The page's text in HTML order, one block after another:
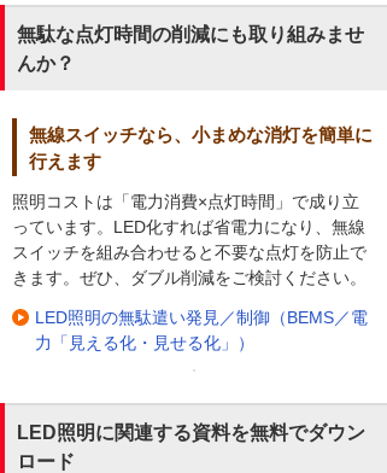
無駄な点灯時間の削減にも取り組みませ
んか？
無線スイッチなら、小まめな消灯を簡単に
行えます
照明コストは「電力消費×点灯時間」で成り立
っています。LED化すれば省電力になり、無線
スイッチを組み合わせると不要な点灯を防止で
きます。ぜひ、ダブル削減をご検討ください。
LED照明の無駄遣い発見／制御（BEMS／電
力「見える化・見せる化」）
LED照明に関連する資料を無料でダウン
ロード